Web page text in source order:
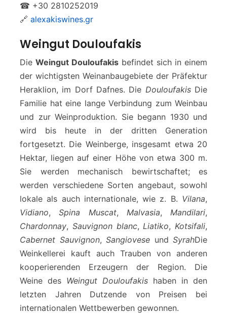
☎ +30 2810252019
🔗 alexakiswines.gr
Weingut Douloufakis
Die Weingut Douloufakis befindet sich in einem
der wichtigsten Weinanbaugebiete der Präfektur
Heraklion, im Dorf Dafnes. Die DouloufakisDie
Familie hat eine lange Verbindung zum Weinbau
und zur Weinproduktion. Sie begann 1930 und
wird bis heute in der dritten Generation
fortgesetzt. Die Weinberge, insgesamt etwa 20
Hektar, liegen auf einer Höhe von etwa 300 m.
Sie werden mechanisch bewirtschaftet; es
werden verschiedene Sorten angebaut, sowohl
lokale als auch internationale, wie z. B. Vilana,
Vidiano,Spina Muscat, Malvasia, Mandilari,
Chardonnay, Sauvignon blanc,Liatiko, Kotsifali,
Cabernet Sauvignon, Sangiovese und SyrahDie
Weinkellerei kauft auch Trauben von anderen
kooperierenden Erzeugern der Region. Die
Weine des Weingut Douloufakis haben in den
letzten Jahren Dutzende von Preisen bei
internationalen Wettbewerben gewonnen.